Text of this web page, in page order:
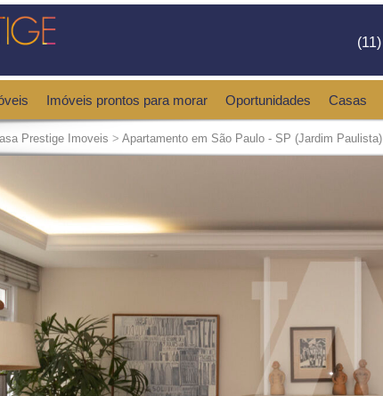
(11)
Imóveis prontos para morar Oportunidades Casas
Prestige Imoveis > Apartamento em São Paulo - SP (Jardim Paulista)